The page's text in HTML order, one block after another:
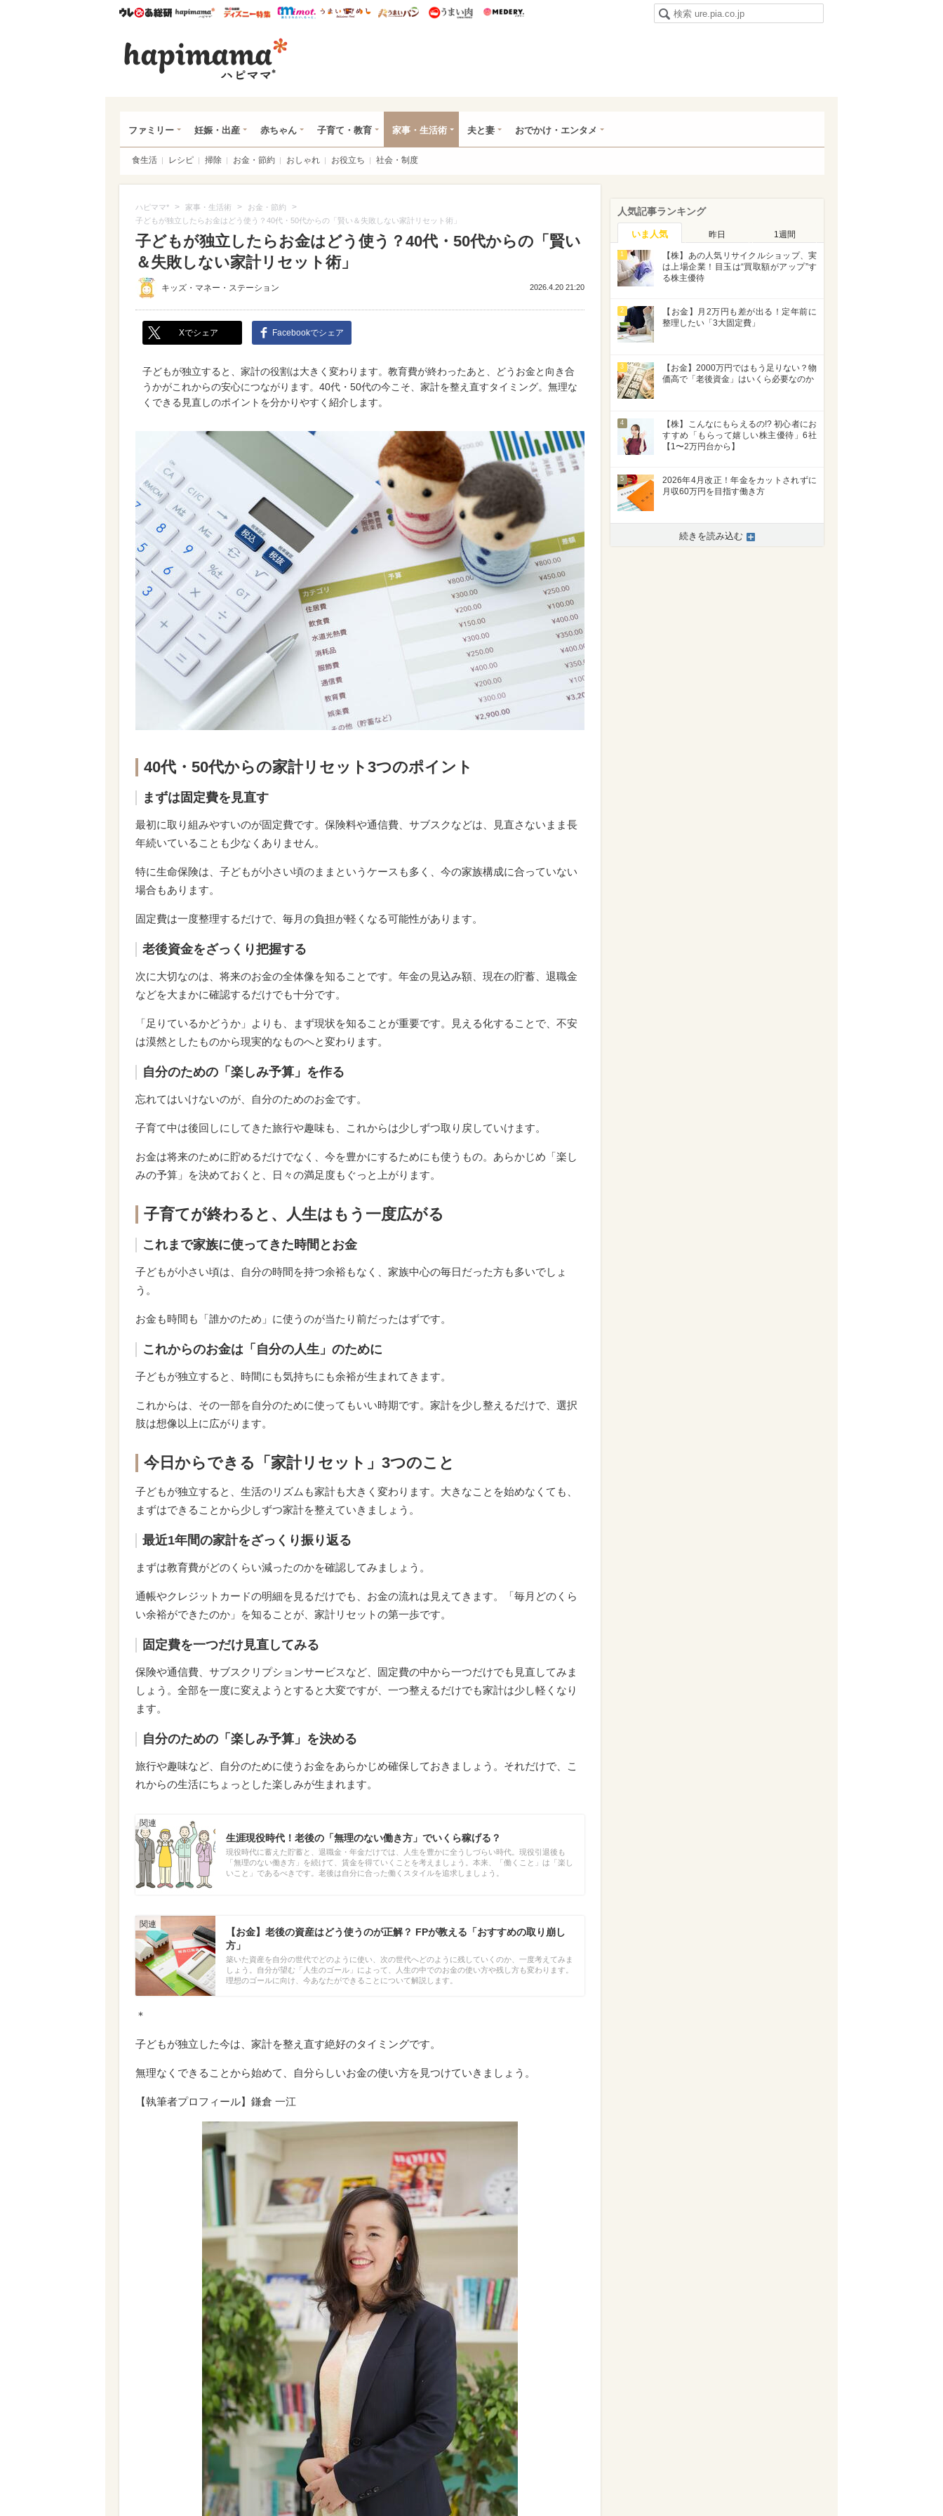
ウレぴあ総研ハピママ* ウレぴあ総研 ディズニー特集
mimot. うまいめし うまいパン うまい肉
ファミリー 妊娠・出産 赤ちゃん 子育て・教育 家事・生活術 夫と妻 おでかけ・エンタメ
食生活 レシピ 掃除 お金・節約 おしゃれ お役立ち 社会・制度
ハピママ* > 家事・生活術 > お金・節約 >
子どもが独立したらお金はどう使う？40代・50代からの「賢い＆失敗しない家計リセット術」
子どもが独立したらお金はどう使う？40代・50代からの「賢い
＆失敗しない家計リセット術」
キッズ・マネー・ステーション 2026.4.20 21:20
Xでシェア Facebookでシェア
子どもが独立すると、家計の役割は大きく変わります。教育費が終わったあと、どうお金と向き合
うかがこれからの安心につながります。40代・50代の今こそ、家計を整え直すタイミング。無理な
くできる見直しのポイントを分かりやすく紹介します。
40代・50代からの家計リセット3つのポイント
まずは固定費を見直す
最初に取り組みやすいのが固定費です。保険料や通信費、サブスクなどは、見直さないまま長
年続いていることも少なくありません。
特に生命保険は、子どもが小さい頃のままというケースも多く、今の家族構成に合っていない
場合もあります。
固定費は一度整理するだけで、毎月の負担が軽くなる可能性があります。
老後資金をざっくり把握する
次に大切なのは、将来のお金の全体像を知ることです。年金の見込み額、現在の貯蓄、退職金
などを大まかに確認するだけでも十分です。
「足りているかどうか」よりも、まず現状を知ることが重要です。見える化することで、不安
は漠然としたものから現実的なものへと変わります。
自分のための「楽しみ予算」を作る
忘れてはいけないのが、自分のためのお金です。
子育て中は後回しにしてきた旅行や趣味も、これからは少しずつ取り戻していけます。
お金は将来のために貯めるだけでなく、今を豊かにするためにも使うもの。あらかじめ「楽し
みの予算」を決めておくと、日々の満足度もぐっと上がります。
子育てが終わると、人生はもう一度広がる
これまで家族に使ってきた時間とお金
子どもが小さい頃は、自分の時間を持つ余裕もなく、家族中心の毎日だった方も多いでしょ
う。
お金も時間も「誰かのため」に使うのが当たり前だったはずです。
これからのお金は「自分の人生」のために
子どもが独立すると、時間にも気持ちにも余裕が生まれてきます。
これからは、その一部を自分のために使ってもいい時期です。家計を少し整えるだけで、選択
肢は想像以上に広がります。
今日からできる「家計リセット」3つのこと
子どもが独立すると、生活のリズムも家計も大きく変わります。大きなことを始めなくても、
まずはできることから少しずつ家計を整えていきましょう。
最近1年間の家計をざっくり振り返る
まずは教育費がどのくらい減ったのかを確認してみましょう。
通帳やクレジットカードの明細を見るだけでも、お金の流れは見えてきます。「毎月どのくら
い余裕ができたのか」を知ることが、家計リセットの第一歩です。
固定費を一つだけ見直してみる
保険や通信費、サブスクリプションサービスなど、固定費の中から一つだけでも見直してみま
しょう。全部を一度に変えようとすると大変ですが、一つ整えるだけでも家計は少し軽くなり
ます。
自分のための「楽しみ予算」を決める
旅行や趣味など、自分のために使うお金をあらかじめ確保しておきましょう。それだけで、こ
れからの生活にちょっとした楽しみが生まれます。
生涯現役時代！老後の「無理のない働き方」でいくら稼げる？
現役時代に蓄えた貯蓄と、退職金・年金だけでは、人生を豊かに全うしづらい時代。現役引退後も
「無理のない働き方」を続けて、賃金を得ていくことを考えましょう。本来、「働くこと」は「楽し
いこと」であるべきです。老後は自分に合った働くスタイルを追求しましょう。
【お金】老後の資産はどう使うのが正解？ FPが教える「おすすめの取り崩し
方」
築いた資産を自分の世代でどのように使い、次の世代へどのように残していくのか、一度考えてみま
しょう。自分が望む「人生のゴール」によって、人生の中でのお金の使い方や残し方も変わります。
理想のゴールに向け、今あなたができることについて解説します。
＊
子どもが独立した今は、家計を整え直す絶好のタイミングです。
無理なくできることから始めて、自分らしいお金の使い方を見つけていきましょう。
【執筆者プロフィール】鎌倉 一江
人気記事ランキング
いま人気 昨日 1週間
1
【株】あの人気リサイクルショップ、実
は上場企業！目玉は“買取額がアップ”す
る株主優待
2
【お金】月2万円も差が出る！定年前に
整理したい「3大固定費」
3
【お金】2000万円ではもう足りない？物
価高で「老後資金」はいくら必要なのか
4
【株】こんなにもらえるの!? 初心者にお
すすめ「もらって嬉しい株主優待」6社
【1〜2万円台から】
5
2026年4月改正！年金をカットされずに
月収60万円を目指す働き方
続きを読み込む